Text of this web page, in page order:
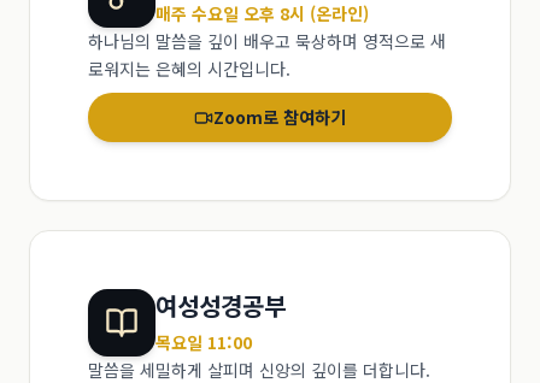
매주 수요일 오후 8시 (온라인)
하나님의 말씀을 깊이 배우고 묵상하며 영적으로 새
로워지는 은혜의 시간입니다.
Zoom로 참여하기
여성성경공부
목요일 11:00
말씀을 세밀하게 살피며 신앙의 깊이를 더합니다.